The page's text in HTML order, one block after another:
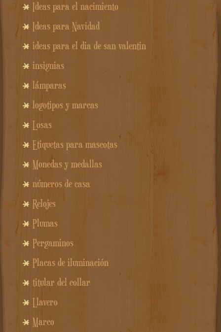
Ideas para el nacimiento
Ideas para Navidad
ideas para el dia de san valentin
insignias
lámparas
logotipos y marcas
Losas
Etiquetas para mascotas
Monedas y medallas
números de casa
Relojes
Plumas
Pergaminos
Placas de iluminación
titular del collar
Llavero
Marco